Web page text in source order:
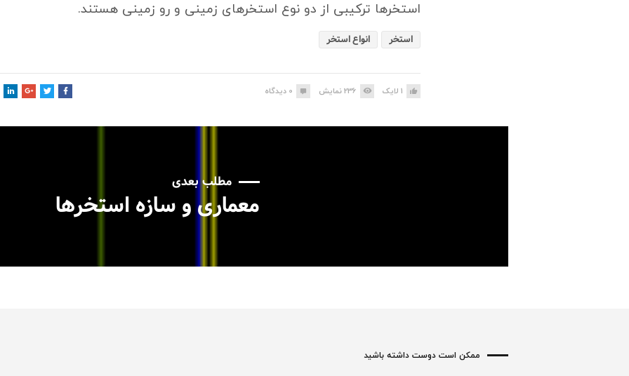
استخرها ترکیبی از دو نوع استخرهای زمینی و رو زمینی هستند.
استخر انواع استخر
1 لایک 236نمایش 0 دیدگاه
مطلب بعدی
معماری و سازه استخرها
ممکن است دوست داشته باشید